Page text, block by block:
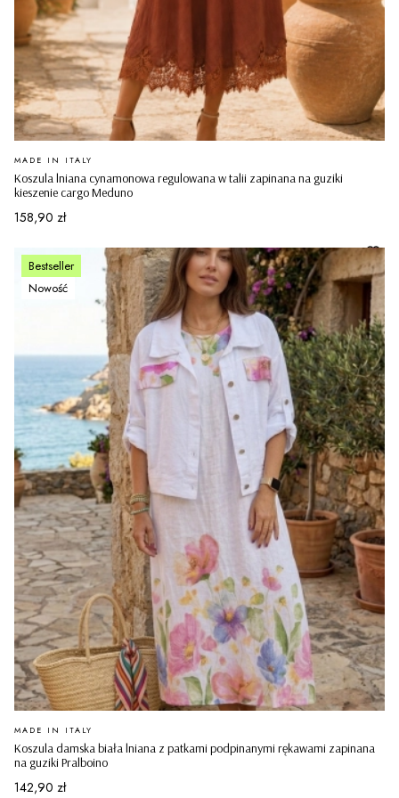
Koszula lniana cynamonowa regulowana w talii zapinana na guziki
kieszenie cargo Meduno
PRODUCENT
MADE IN ITALY
Cena
158,90 zł
Bestseller
Nowość
Koszula damska biała lniana z patkami podpinanymi rękawami zapinana
na guziki Pralboino
PRODUCENT
MADE IN ITALY
Cena
142,90 zł